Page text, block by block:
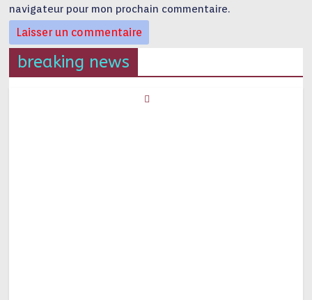
navigateur pour mon prochain commentaire.
breaking news